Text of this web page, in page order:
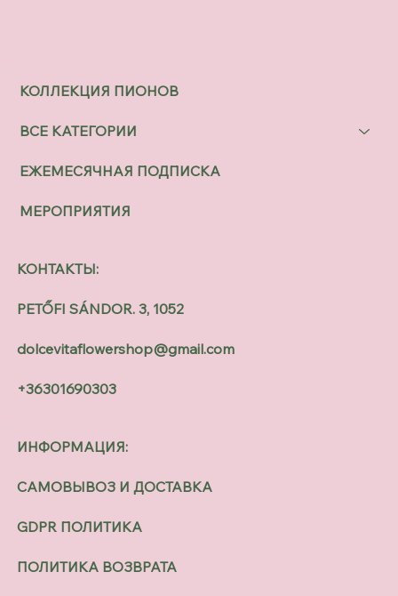
КОЛЛЕКЦИЯ ПИОНОВ
ВСЕ КАТЕГОРИИ
ЕЖЕМЕСЯЧНАЯ ПОДПИСКА
МЕРОПРИЯТИЯ
ИНФОРМАЦИЯ:
САМОВЫВОЗ И ДОСТАВКА
GDPR ПОЛИТИКА
ПОЛИТИКА ВОЗВРАТА
КОНТАКТЫ:
PETŐFI SÁNDOR. 3, 1052
dolcevitaflowershop@gmail.com
+36301690303